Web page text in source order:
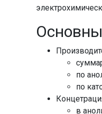
по
по
в